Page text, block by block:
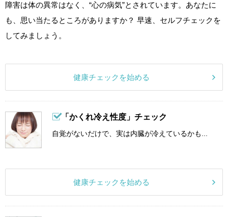
障害は体の異常はなく、“心の病気”とされています。あなたに
も、思い当たるところがありますか？ 早速、セルフチェックを
してみましょう。
健康チェックを始める
「かくれ冷え性度」チェック
自覚がないだけで、実は内臓が冷えているかも...
健康チェックを始める